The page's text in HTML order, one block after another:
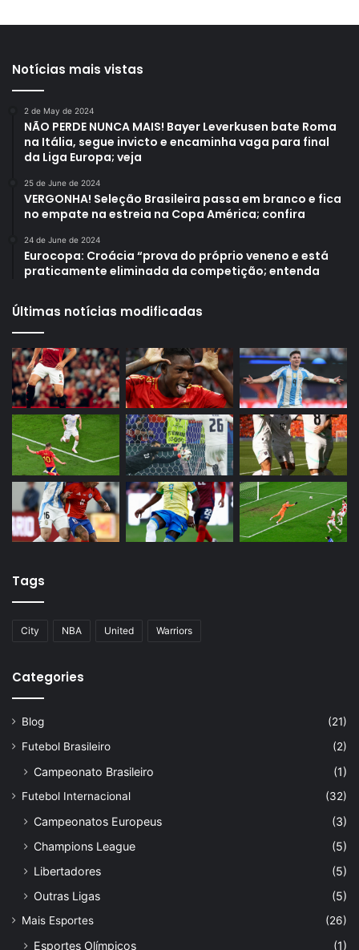
Notícias mais vistas
2 de May de 2024
NÃO PERDE NUNCA MAIS! Bayer Leverkusen bate Roma
na Itália, segue invicto e encaminha vaga para final
da Liga Europa; veja
25 de June de 2024
VERGONHA! Seleção Brasileira passa em branco e fica
no empate na estreia na Copa América; confira
24 de June de 2024
Eurocopa: Croácia “prova do próprio veneno e está
praticamente eliminada da competição; entenda
Últimas notícias modificadas
Tags
City NBA United Warriors
Categories
Blog
(21)
Futebol Brasileiro
(2)
Campeonato Brasileiro (1)
Futebol Internacional (32)
Campeonatos Europeus
(3)
Champions League
(5)
Libertadores
(5)
Outras Ligas
(5)
Mais Esportes (26)
Esportes Olímpicos (1)